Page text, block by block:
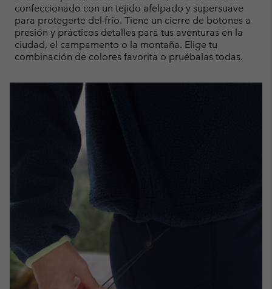
confeccionado con un tejido afelpado y supersuave
para protegerte del frío. Tiene un cierre de botones a
presión y prácticos detalles para tus aventuras en la
ciudad, el campamento o la montaña. Elige tu
combinación de colores favorita o pruébalas todas.